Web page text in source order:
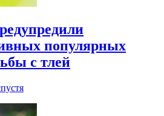
популярных
с тлей